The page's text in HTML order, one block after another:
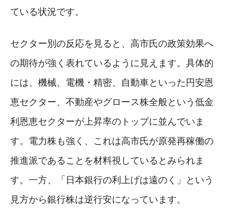
ている状況です。
セクター別の反応を見ると、高市氏の政策効果へ
の期待が強く表れているように見えます。具体的
には、機械、電機・精密、自動車といった円安恩
恵セクター、不動産やグロース株全般という低金
利恩恵セクターが上昇率のトップに並んでいま
す。電力株も強く、これは高市氏が原発再稼働の
推進派であることを材料視しているとみられま
す。一方、「日本銀行の利上げは遠のく」という
見方から銀行株は逆行安になっています。